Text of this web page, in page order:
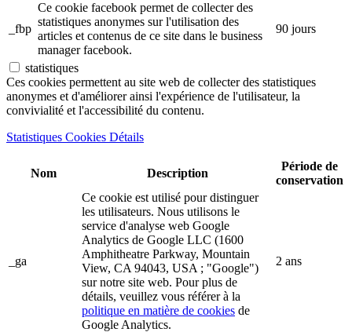
_fbp
Ce cookie facebook permet de collecter des
statistiques anonymes sur l'utilisation des
articles et contenus de ce site dans le business
manager facebook.
90 jours
statistiques
Ces cookies permettent au site web de collecter des statistiques
anonymes et d'améliorer ainsi l'expérience de l'utilisateur, la
convivialité et l'accessibilité du contenu.
Statistiques Cookies Détails
Nom Description
Période de
conservation
_ga
Ce cookie est utilisé pour distinguer
les utilisateurs. Nous utilisons le
service d'analyse web Google
Analytics de Google LLC (1600
Amphitheatre Parkway, Mountain
View, CA 94043, USA ; "Google")
sur notre site web. Pour plus de
détails, veuillez vous référer à la
politique en matière de cookies de
Google Analytics.
2 ans